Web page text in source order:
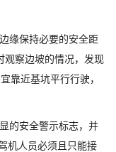
缘保持必要的安全距
观察边坡的情况，发现
靠近基坑平行行驶，
的安全警示标志，并
机人员必须且只能接